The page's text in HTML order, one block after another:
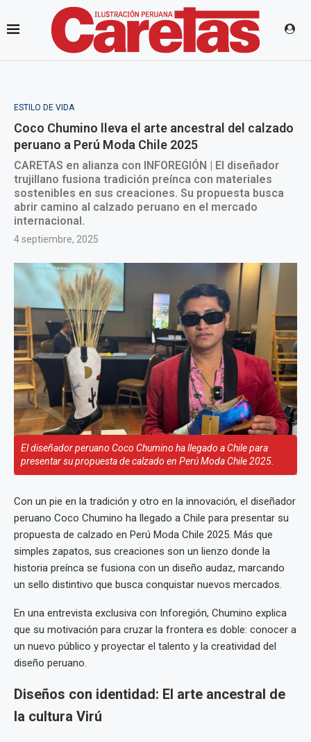
ESTILO DE VIDA
Coco Chumino lleva el arte ancestral del calzado
peruano a Perú Moda Chile 2025
CARETAS en alianza con INFOREGIÓN | El diseñador
trujillano fusiona tradición preínca con materiales
sostenibles en sus creaciones. Su propuesta busca
abrir camino al calzado peruano en el mercado
internacional.
4 septiembre, 2025
El diseñador peruano Coco Chumino ha llegado a Chile para
presentar su propuesta de calzado en Perú Moda Chile 2025.
Con un pie en la tradición y otro en la innovación, el diseñador
peruano Coco Chumino ha llegado a Chile para presentar su
propuesta de calzado en Perú Moda Chile 2025. Más que
simples zapatos, sus creaciones son un lienzo donde la
historia preínca se fusiona con un diseño audaz, marcando
un sello distintivo que busca conquistar nuevos mercados.
En una entrevista exclusiva con Inforegión, Chumino explica
que su motivación para cruzar la frontera es doble: conocer a
un nuevo público y proyectar el talento y la creatividad del
diseño peruano.
Diseños con identidad: El arte ancestral de
la cultura Virú